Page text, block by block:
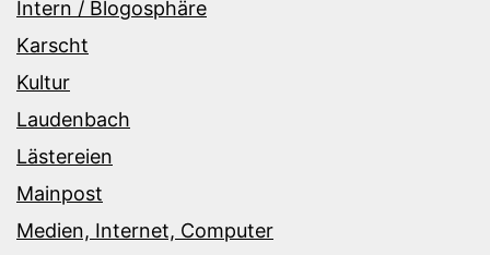
Intern / Blogosphäre
Karscht
Kultur
Laudenbach
Lästereien
Mainpost
Medien, Internet, Computer